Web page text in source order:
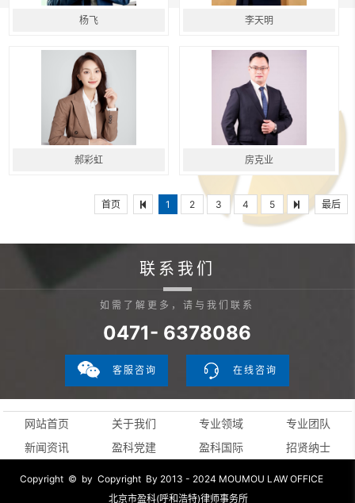
杨飞 李天明
郝彩虹 房克业
首页 1 2 3 4 5 最后
联系我们
如需了解更多，请与我们联系
0471- 6378086
客服咨询 在线咨询
网站首页 关于我们 专业领域
专业团队
新闻资讯
盈科党建 盈科国际 招贤纳士
Copyright © by Copyright By 2013 - 2024 MOUMOU LAW OFFICE
北京市盈科(呼和浩特)律师事务所